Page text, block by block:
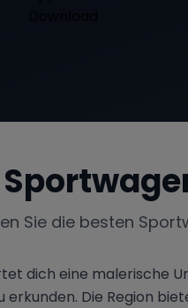
Sie die besten
dich eine malerische
Die Region